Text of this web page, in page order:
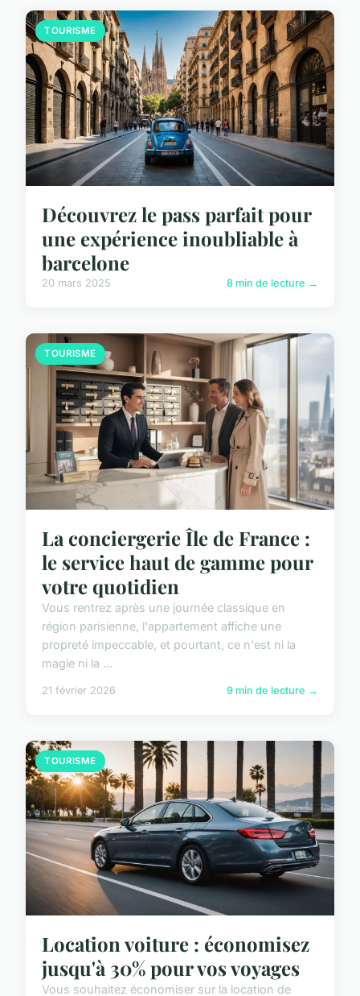
TOURISME
Découvrez le pass parfait pour
une expérience inoubliable à
barcelone
20 mars 2025 8 min de lecture →
TOURISME
La conciergerie Île de France :
le service haut de gamme pour
votre quotidien
Vous rentrez après une journée classique en
région parisienne, l'appartement affiche une
propreté impeccable, et pourtant, ce n'est ni la
magie ni la ...
21 février 2026 9 min de lecture →
TOURISME
Location voiture : économisez
jusqu'à 30% pour vos voyages
Vous souhaitez économiser sur la location de